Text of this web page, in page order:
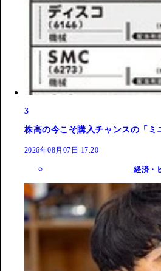
3
株高の今こそ購入チャンスの「ミ
2026年08月07日 17:20
経済・